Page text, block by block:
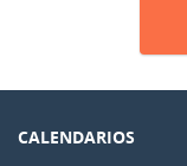
CALENDARIOS